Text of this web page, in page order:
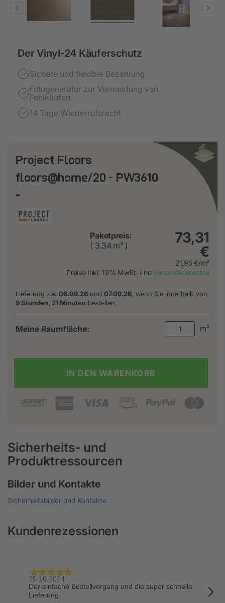
Der Vinyl-24 Käuferschutz
Sichere und flexible Bezahlung
Fotogenerator zur Vermeidung von
Fehlkäufen
14 Tage Wiederrufsrecht
Project Floors
floors@home/20 - PW3610
-
73,31
€
21,95 €/m²
Paketpreis:
( 3.34 m² )
Preise Inkl. 19% MwSt. und versandkostenfrei
Lieferung zw. 06.09.26 und 07.09.26, wenn Sie innerhalb von
9 Stunden, 21 Minuten bestellen.
Meine Raumfläche: m²
IN DEN WARENKORB
Sicherheits- und
Produktressourcen
Bilder und Kontakte
Sicherheitsbilder und Kontakte
Kundenrezessionen
25.10.2024
Der einfache Bestellvorgang und die super schnelle
Lieferung.